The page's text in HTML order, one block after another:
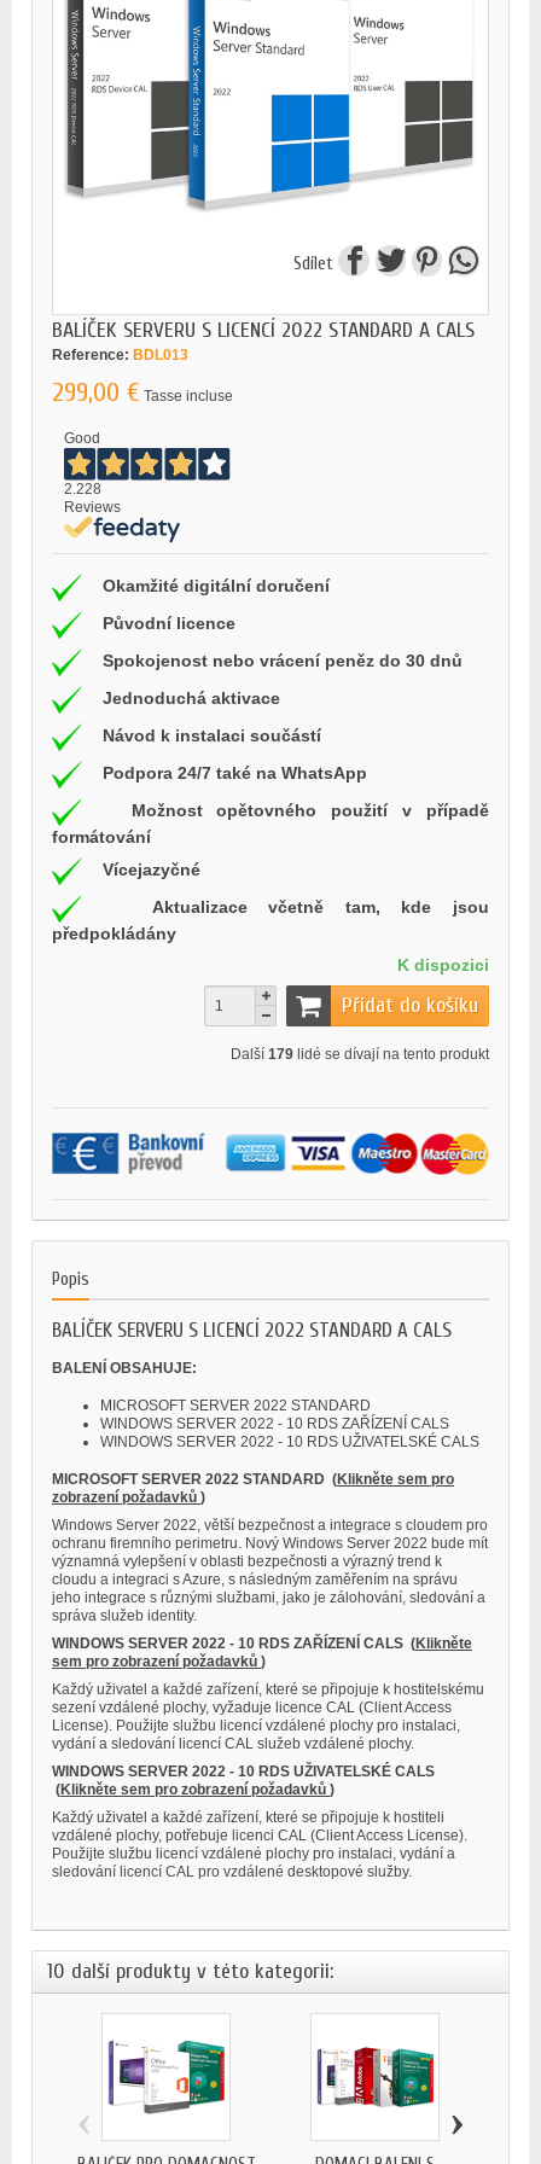
Sdílet
BALÍČEK SERVERU S LICENCÍ 2022 STANDARD A CALS
Reference: BDL013
299,00 € Tasse incluse
Good
2.228
Reviews
Okamžité digitální doručení
Původní licence
Spokojenost nebo vrácení peněz do 30 dnů
Jednoduchá aktivace
Návod k instalaci součástí
Podpora 24/7 také na WhatsApp
Možnost opětovného použití v případě
formátování
Vícejazyčné
Aktualizace včetně tam, kde jsou
předpokládány
K dispozici
Přidat do košíku
Další 179 lidé se dívají na tento produkt
Popis
BALÍČEK SERVERU S LICENCÍ 2022 STANDARD A CALS
BALENÍ OBSAHUJE:
MICROSOFT SERVER 2022 STANDARD
WINDOWS SERVER 2022 - 10 RDS ZAŘÍZENÍ CALS
WINDOWS SERVER 2022 - 10 RDS UŽIVATELSKÉ CALS
MICROSOFT SERVER 2022 STANDARD (Klikněte sem pro
zobrazení požadavků )
Windows Server 2022, větší bezpečnost a integrace s cloudem pro
ochranu firemního perimetru. Nový Windows Server 2022 bude mít
významná vylepšení v oblasti bezpečnosti a výrazný trend k
cloudu a integraci s Azure, s následným zaměřením na správu
jeho integrace s různými službami, jako je zálohování, sledování a
správa služeb identity.
WINDOWS SERVER 2022 - 10 RDS ZAŘÍZENÍ CALS (Klikněte
sem pro zobrazení požadavků )
Každý uživatel a každé zařízení, které se připojuje k hostitelskému
sezení vzdálené plochy, vyžaduje licence CAL (Client Access
License). Použijte službu licencí vzdálené plochy pro instalaci,
vydání a sledování licencí CAL služeb vzdálené plochy.
WINDOWS SERVER 2022 - 10 RDS UŽIVATELSKÉ CALS
(Klikněte sem pro zobrazení požadavků )
Každý uživatel a každé zařízení, které se připojuje k hostiteli
vzdálené plochy, potřebuje licenci CAL (Client Access License).
Použijte službu licencí vzdálené plochy pro instalaci, vydání a
sledování licencí CAL pro vzdálené desktopové služby.
10 další produkty v této kategorii:
‹ ›